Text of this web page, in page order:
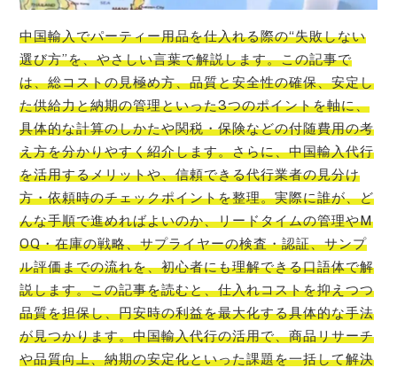
中国輸入でパーティー用品を仕入れる際の“失敗しない
選び方”を、やさしい言葉で解説します。この記事で
は、総コストの見極め方、品質と安全性の確保、安定し
た供給力と納期の管理といった3つのポイントを軸に、
具体的な計算のしかたや関税・保険などの付随費用の考
え方を分かりやすく紹介します。さらに、中国輸入代行
を活用するメリットや、信頼できる代行業者の見分け
方・依頼時のチェックポイントを整理。実際に誰が、ど
んな手順で進めればよいのか、リードタイムの管理やM
OQ・在庫の戦略、サプライヤーの検査・認証、サンプ
ル評価までの流れを、初心者にも理解できる口語体で解
説します。この記事を読むと、仕入れコストを抑えつつ
品質を担保し、円安時の利益を最大化する具体的な手法
が見つかります。中国輸入代行の活用で、商品リサーチ
や品質向上、納期の安定化といった課題を一括して解決